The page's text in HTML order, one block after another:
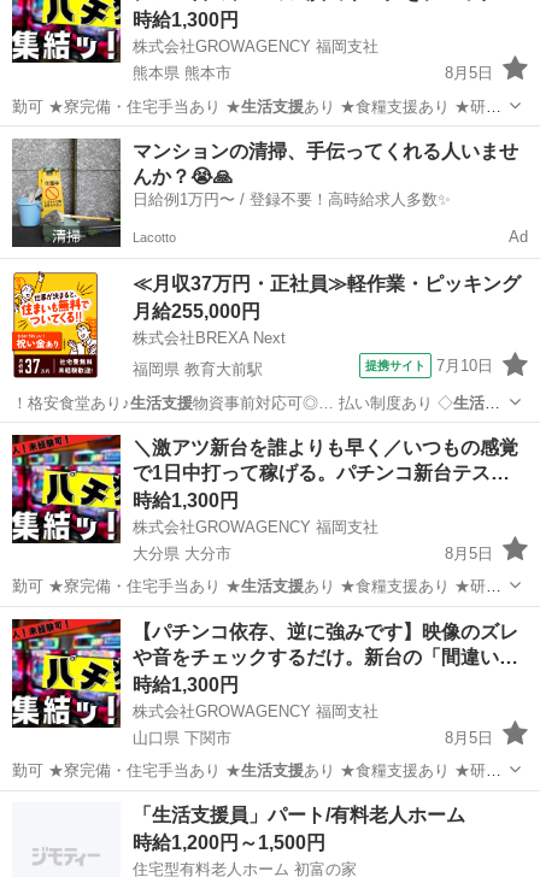
時給1,300円
株式会社GROWAGENCY 福岡支社
熊本県 熊本市
8月5日
勤可 ★寮完備・住宅手当あり ★生活支援あり ★食糧支援あり ★研修
あり…
熊本 熊本市 スロット
マンションの清掃、手伝ってくれる人いませ
んか？😭🙏
日給例1万円〜 / 登録不要！高時給求人多数✨
Lacotto Ad
≪月収37万円・正社員≫軽作業・ピッキング
月給255,000円
株式会社BREXA Next
福岡県 教育大前駅
提携サイト 7月10日
！格安食堂あり♪生活支援物資事前対応可◎… 払い制度あり ◇生活支
援
物資事前対応可 … 安心です。 ★生活支援物資事前対応可能…
福岡 宮若市 教育大前駅 その他
＼激アツ新台を誰よりも早く／いつもの感覚
で1日中打って稼げる。パチンコ新台テス…
時給1,300円
株式会社GROWAGENCY 福岡支社
大分県 大分市
8月5日
勤可 ★寮完備・住宅手当あり ★生活支援あり ★食糧支援あり ★研修
あり…
大分 大分市 パチンコ 新台
【パチンコ依存、逆に強みです】映像のズレ
や音をチェックするだけ。新台の「間違い…
時給1,300円
株式会社GROWAGENCY 福岡支社
山口県 下関市
8月5日
勤可 ★寮完備・住宅手当あり ★生活支援あり ★食糧支援あり ★研修
あり…
パチンコ 映像
「生活支援員」パート/有料老人ホーム
時給1,200円～1,500円
住宅型有料老人ホーム 初富の家